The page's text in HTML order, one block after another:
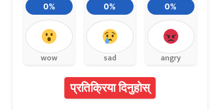
0%
wow
0%
sad
0%
angry
प्रतिक्रिया दिनुहोस्